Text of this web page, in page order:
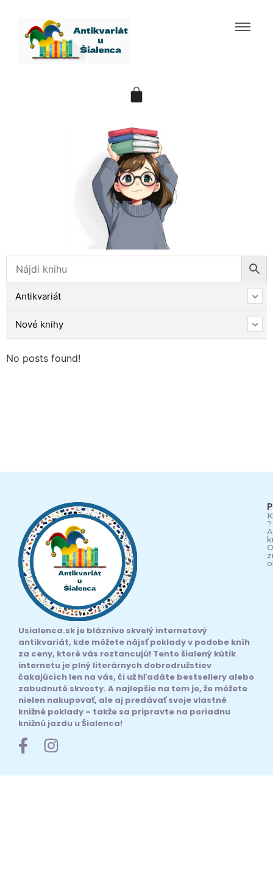
Antikvariát
Nové knihy
No posts found!
Usialenca.sk je bláznivo skvelý internetový
antikvariát, kde môžete nájsť poklady v podobe kníh
za ceny, ktoré vás roztancujú! Tento šialený kútik
internetu je plný literárnych dobrodružstiev
čakajúcich len na vás, či už hľadáte bestsellery alebo
zabudnuté skvosty. A najlepšie na tom je, že môžete
nielen nakupovať, ale aj predávať svoje vlastné
knižné poklady – takže sa pripravte na poriadnu
knižnú jazdu u Šialenca!
?